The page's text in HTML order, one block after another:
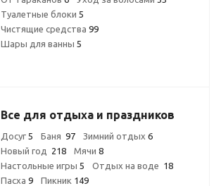
Туалетные блоки 5
Чистящие средства 99
Шары для ванны 5
Все для отдыха и праздников
Досуг 5 Баня 97 Зимний отдых 6
Новый год 218 Мячи 8
Настольные игры 5 Отдых на воде 18
Пасха 9 Пикник 149